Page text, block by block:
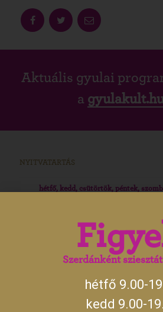
Aktuális gyulai
a
NYITVATARTÁS
hétfő, kedd, csütörtök, péntek,
szerda
Szerdánként
hétfő 9.00-
kedd 9.00-